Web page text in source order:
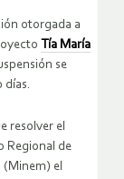
otorgada a
Tía María
se
días.
resolver el
Regional de
(Minem) el